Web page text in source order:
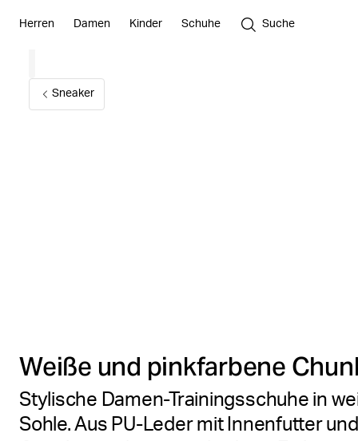
Herren Damen Kinder Schuhe Suche
Sneaker
Weiße und pinkfarbene
Stylische Damen-Trainingsschuhe in
Sohle. Aus PU-Leder mit Innenfutter